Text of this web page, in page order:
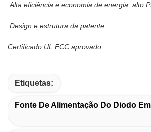
.Alta eficiência e economia de energia, alto
.Design e estrutura da patente
Certificado UL FCC aprovado
Etiquetas:
Fonte De Alimentação Do Diodo